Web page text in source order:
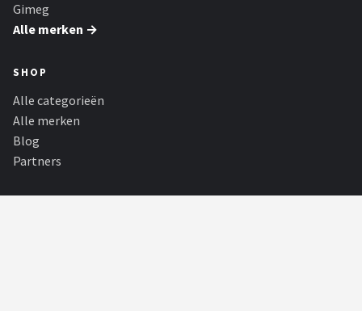
Gimeg
Alle merken →
SHOP
Alle categorieën
Alle merken
Blog
Partners